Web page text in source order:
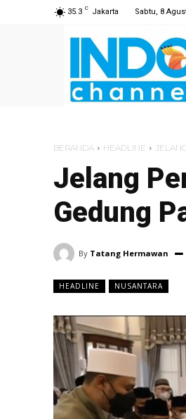
35.3 C Jakarta Sabtu, 8
BERANDA HEADLINE
Jelang
Gedung
By Tatang Hermawan
HEADLINE NUSANTARA